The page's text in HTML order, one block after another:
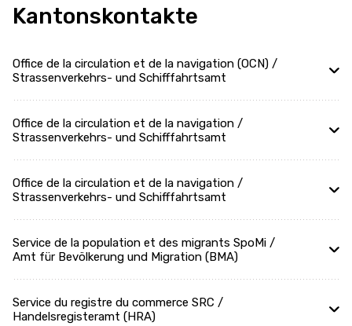
Kantonskontakte
Office de la circulation et de la navigation (OCN) /
Strassenverkehrs- und Schifffahrtsamt
Office de la circulation et de la navigation /
Strassenverkehrs- und Schifffahrtsamt
Office de la circulation et de la navigation /
Strassenverkehrs- und Schifffahrtsamt
Service de la population et des migrants SpoMi /
Amt für Bevölkerung und Migration (BMA)
Service du registre du commerce SRC /
Handelsregisteramt (HRA)